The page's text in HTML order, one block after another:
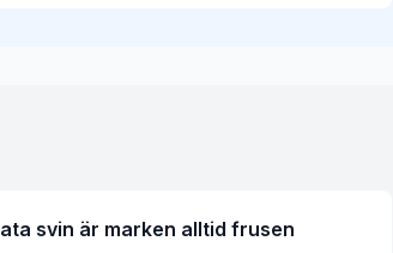
svin är marken alltid frusen